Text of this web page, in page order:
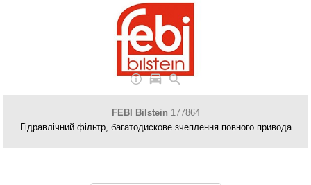
FEBI Bilstein 177864
Гідравлічний фільтр, багатодискове зчеплення повного привода